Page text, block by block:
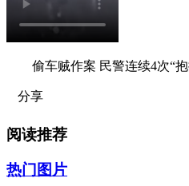
偷车贼作案 民警连续4次“抱
分享
阅读推荐
热门图片